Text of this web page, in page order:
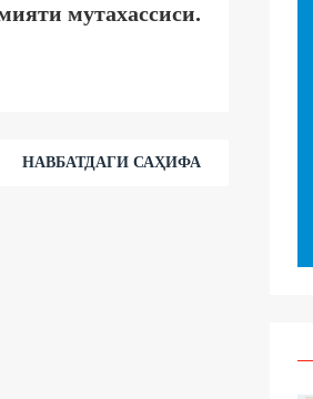
мутахассиси.
НАВБАТДАГИ САҲИФА